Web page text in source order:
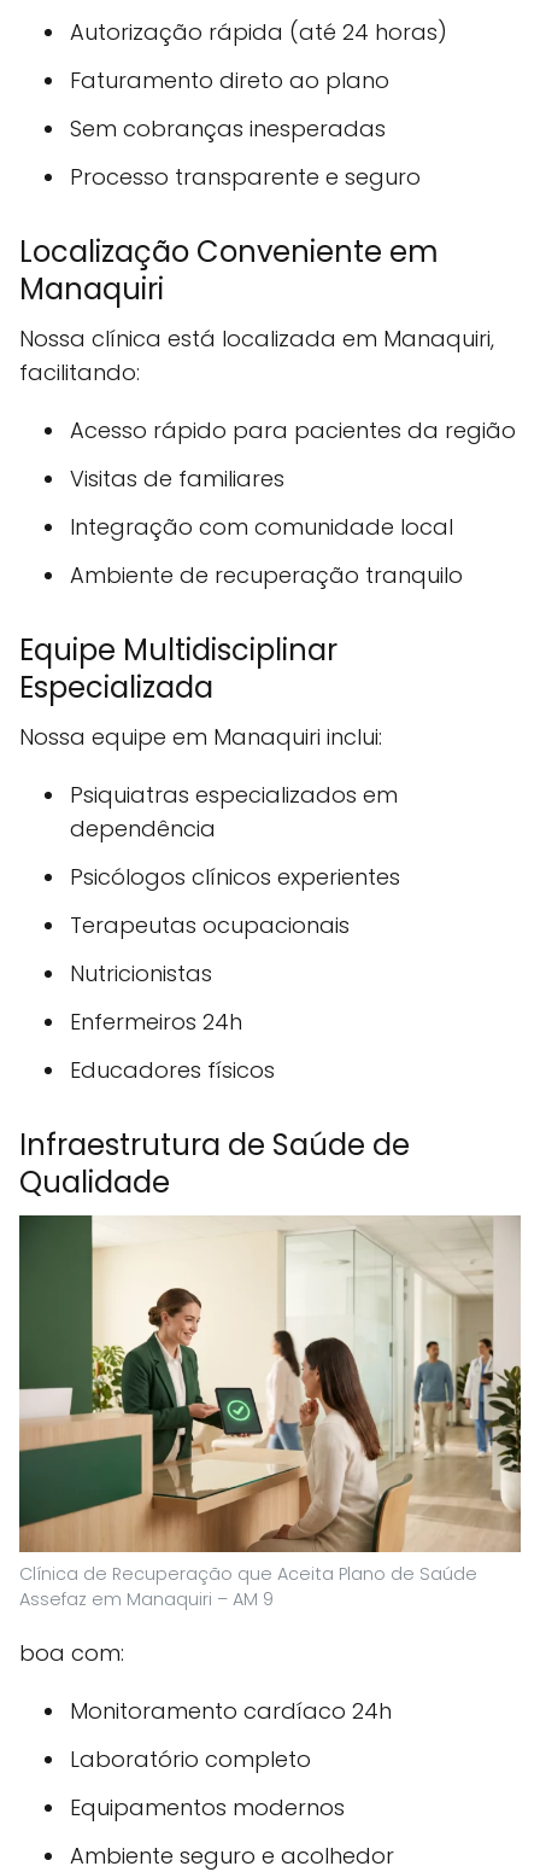
Autorização rápida (até 24 horas)
Faturamento direto ao plano
Sem cobranças inesperadas
Processo transparente e seguro
Localização Conveniente em
Manaquiri
Nossa clínica está localizada em Manaquiri,
facilitando:
Acesso rápido para pacientes da região
Visitas de familiares
Integração com comunidade local
Ambiente de recuperação tranquilo
Equipe Multidisciplinar
Especializada
Nossa equipe em Manaquiri inclui:
Psiquiatras especializados em
dependência
Psicólogos clínicos experientes
Terapeutas ocupacionais
Nutricionistas
Enfermeiros 24h
Educadores físicos
Infraestrutura de Saúde de
Qualidade
Clínica de Recuperação que Aceita Plano de Saúde
Assefaz em Manaquiri – AM 9
boa com:
Monitoramento cardíaco 24h
Laboratório completo
Equipamentos modernos
Ambiente seguro e acolhedor